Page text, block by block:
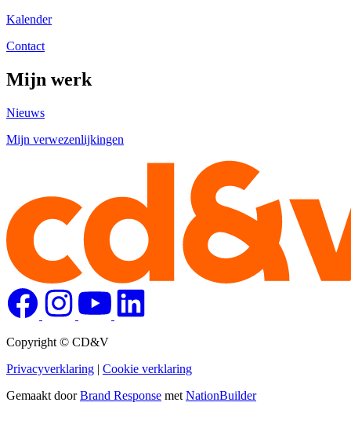
Kalender
Contact
Mijn werk
Nieuws
Mijn verwezenlijkingen
Copyright © CD&V
Privacyverklaring | Cookie verklaring
Gemaakt doorBrand Response met NationBuilder